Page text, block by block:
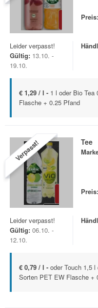
Preis:
Leider verpasst!
Gültig: 13.10. -
19.10.
€ 1,29 / l - 1 l oder Bio
Flasche + 0.25 Pfand
Verpasst! Tee
Preis:
Leider verpasst!
Gültig: 06.10. -
12.10.
€ 0,79 / l - oder Touch 1,5
Sorten PET EW Flasche +